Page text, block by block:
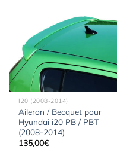
I20 (2008-2014)
Aileron / Becquet pour
Hyundai i20 PB / PBT
(2008-2014)
135,00€